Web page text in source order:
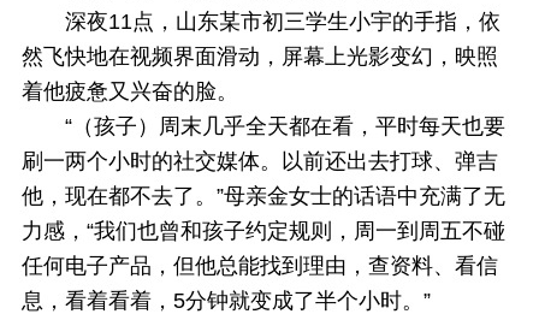
深夜11点，山东某市初三学生小宇的手指，依
然飞快地在视频界面滑动，屏幕上光影变幻，映照
着他疲惫又兴奋的脸。
“（孩子）周末几乎全天都在看，平时每天也要
刷一两个小时的社交媒体。以前还出去打球、弹吉
他，现在都不去了。”母亲金女士的话语中充满了无
力感，“我们也曾和孩子约定规则，周一到周五不碰
任何电子产品，但他总能找到理由，查资料、看信
息，看着看着，5分钟就变成了半个小时。”